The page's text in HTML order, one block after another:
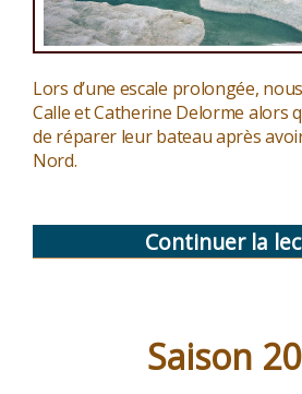
Lors d’une escale prolongée,
Calle et Catherine Delorme alors
de réparer leur bateau après
Nord.
Continuer la
Saison